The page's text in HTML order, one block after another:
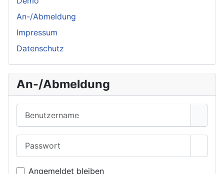
An-/Abmeldung
Impressum
Datenschutz
An-/Abmeldung
Angemeldet bleiben